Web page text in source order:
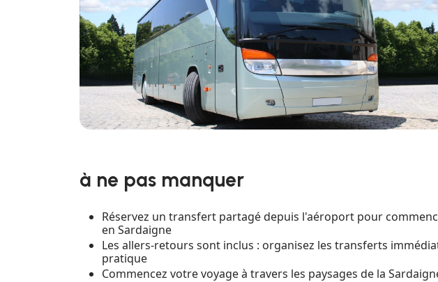
à ne pas manquer
Réservez un transfert partagé depuis l'aéroport pour
en Sardaigne
Les allers-retours sont inclus : organisez les transferts
pratique
Commencez votre voyage à travers les paysages de la